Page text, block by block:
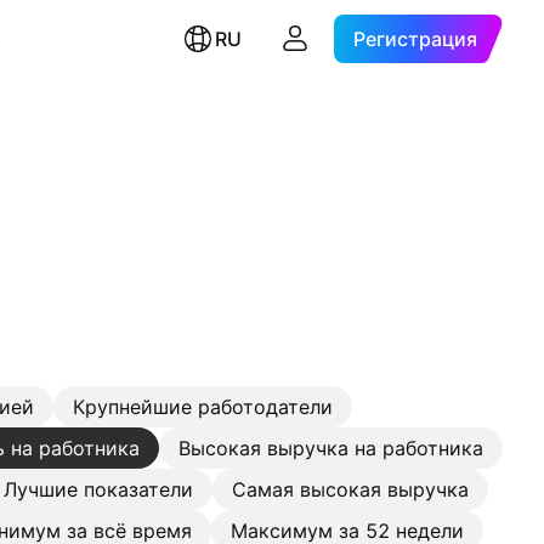
RU Регистрация
Крупнейшие работодатели
работника
Высокая выручка на работника
Лучшие показатели
Самая высокая выручка
за всё время
Максимум за 52 недели